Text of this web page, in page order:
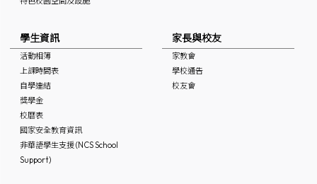
學生資訊
活動相簿
上課時間表
自學連結
獎學金
校曆表
國家安全教育資訊
非華語學生支援 (NCS School
Support)
家長與校友
家教會
學校通告
校友會